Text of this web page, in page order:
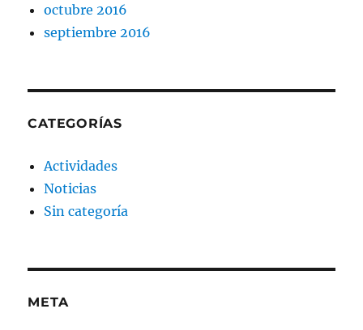
octubre 2016
septiembre 2016
CATEGORÍAS
Actividades
Noticias
Sin categoría
META